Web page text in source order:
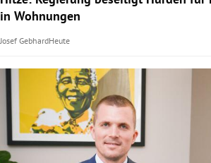
in Wohnungen
Josef GebhardHeute